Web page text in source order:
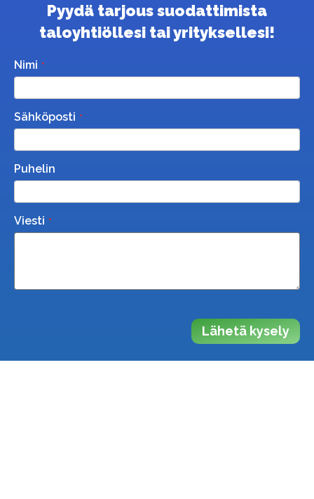
Pyydä tarjous suodattimista
taloyhtiöllesi tai yrityksellesi!
Nimi
Sähköposti
Puhelin
Viesti
Lähetä kysely